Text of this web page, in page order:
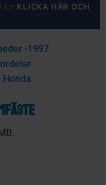
👉 KLICKA HÄR OCH
KAN INTRESSERA
-1997
Honda